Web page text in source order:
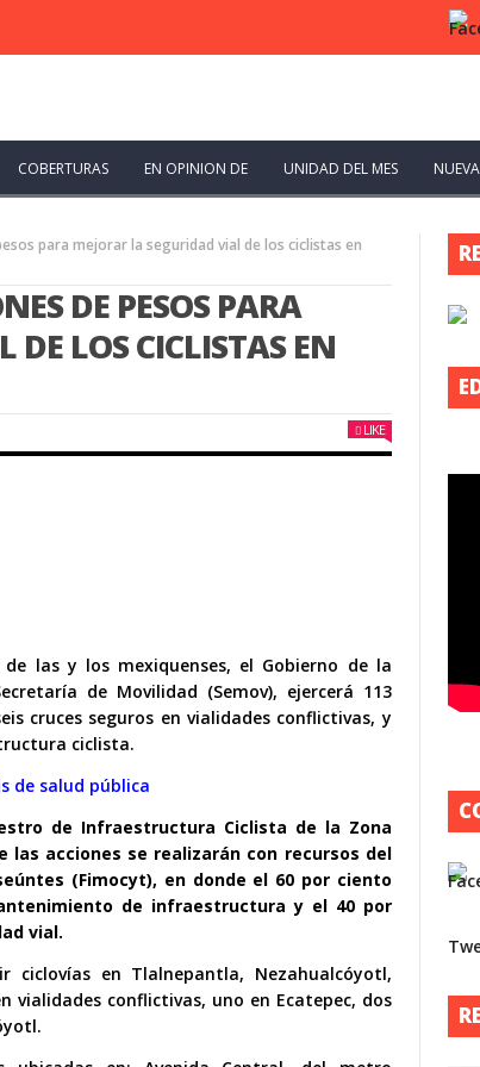
COBERTURAS EN OPINION DE UNIDAD DEL MES
para mejorar la seguridad vial de los ciclistas en
DE PESOS PARA
DE LOS CICLISTAS EN
LIKE
las y los mexiquenses, el Gobierno de la
de Movilidad (Semov), ejercerá 113
cruces seguros en vialidades conflictivas, y
ciclista.
de salud pública
de Infraestructura Ciclista de la Zona
las acciones se realizarán con recursos del
(Fimocyt), en donde el 60 por ciento
de infraestructura y el 40 por
vial.
en Tlalnepantla, Nezahualcóyotl,
vialidades conflictivas, uno en Ecatepec, dos